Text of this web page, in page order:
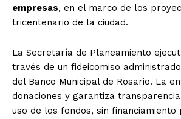
empresas, en el marco de los
tricentenario de la ciudad.
La Secretaría de Planeamiento
través de un fideicomiso
del Banco Municipal de Rosario. La
donaciones y garantiza
uso de los fondos, sin financiamiento